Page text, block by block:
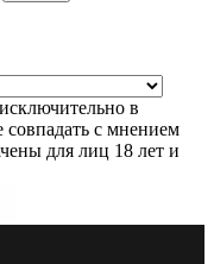
в
совпадать с мнением
для лиц 18 лет и